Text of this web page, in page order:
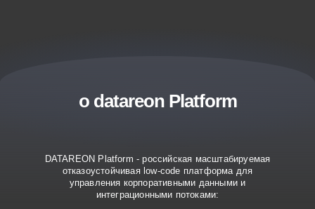
о datareon Platform
DATAREON Platform - российская масштабируемая
отказоустойчивая low-code платформа для
управления корпоративными данными и
интеграционными потоками: